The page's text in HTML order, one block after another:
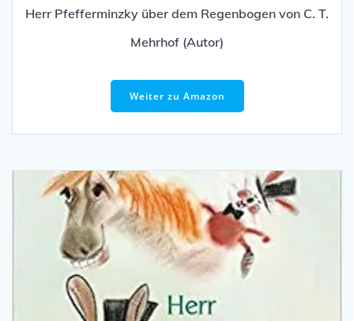
Herr Pfefferminzky über dem Regenbogen von C. T.
Mehrhof (Autor)
Weiter zu Amazon